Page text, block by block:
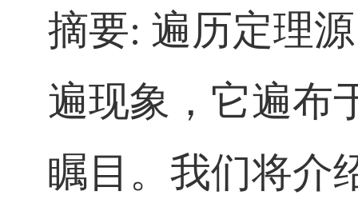
摘要: 遍历定理
遍现象，它遍布
瞩目。我们将介